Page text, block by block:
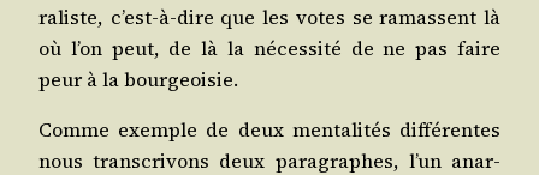
ra­liste, c’est-à-dire que les votes se ramassent là
où l’on peut, de là la néces­si­té de ne pas faire
peur à la bourgeoisie.
Comme exemple de deux men­ta­li­tés dif­fé­rentes
nous trans­cri­vons deux para­graphes, l’un anar­